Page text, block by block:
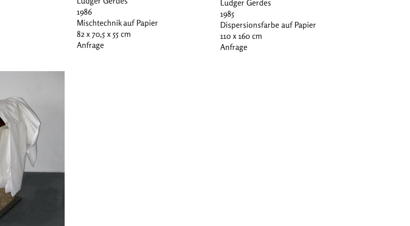
1986
Mischtechnik auf Papier
82 x 70,5 x 55 cm
Anfrage
Ludger Gerdes
1985
Dispersionsfarbe auf Papier
110 x 160 cm
Anfrage